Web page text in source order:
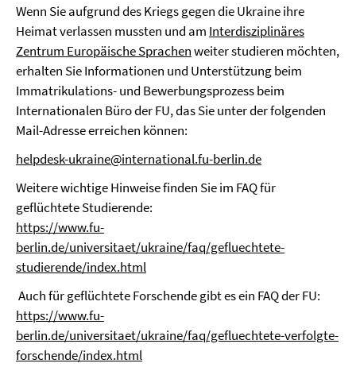
Wenn Sie aufgrund des Kriegs gegen die Ukraine ihre
Heimat verlassen mussten und am Interdisziplinäres
Zentrum Europäische Sprachenweiter studieren möchten,
erhalten Sie Informationen und Unterstützung beim
Immatrikulations- und Bewerbungsprozess beim
Internationalen Büro der FU, das Sie unter der folgenden
Mail-Adresse erreichen können:
helpdesk-ukraine@international.fu-berlin.de
Weitere wichtige Hinweise finden Sie im FAQ für
geflüchtete Studierende:
https://www.fu-
berlin.de/universitaet/ukraine/faq/gefluechtete-
studierende/index.html
Auch für geflüchtete Forschende gibt es ein FAQ der FU:
https://www.fu-
berlin.de/universitaet/ukraine/faq/gefluechtete-verfolgte-
forschende/index.html